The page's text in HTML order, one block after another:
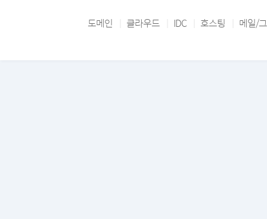
도메인 클라우드 IDC 호스팅 메일/